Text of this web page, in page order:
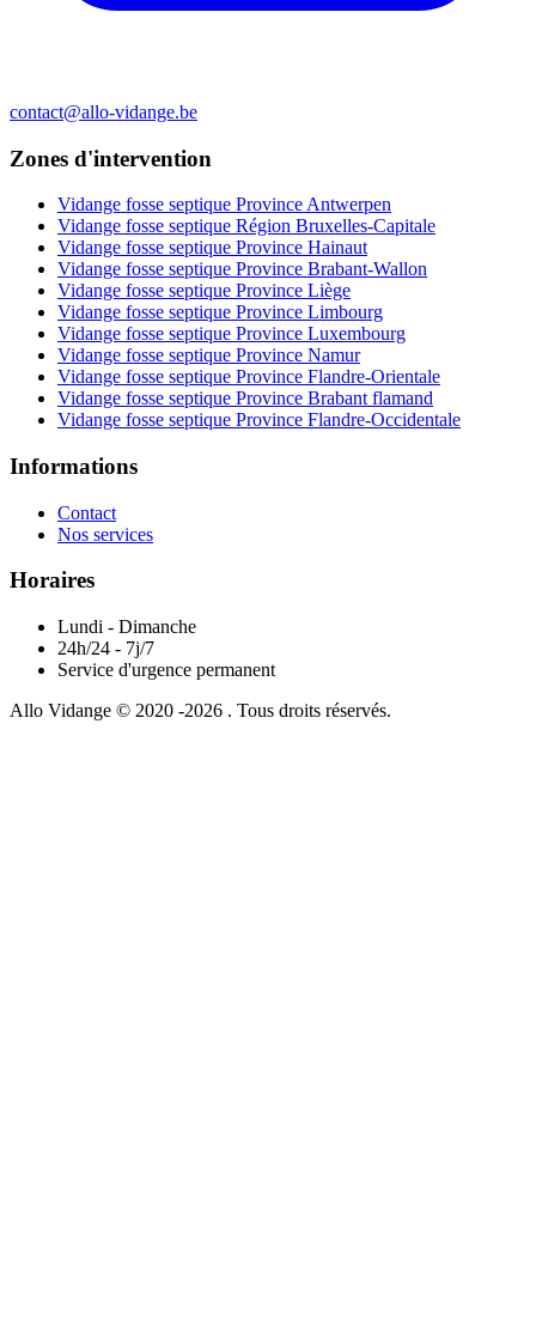
contact@allo-vidange.be
Zones d'intervention
Vidange fosse septique Province Antwerpen
Vidange fosse septique Région Bruxelles-Capitale
Vidange fosse septique Province Hainaut
Vidange fosse septique Province Brabant-Wallon
Vidange fosse septique Province Liège
Vidange fosse septique Province Limbourg
Vidange fosse septique Province Luxembourg
Vidange fosse septique Province Namur
Vidange fosse septique Province Flandre-Orientale
Vidange fosse septique Province Brabant flamand
Vidange fosse septique Province Flandre-Occidentale
Informations
Contact
Nos services
Horaires
Lundi - Dimanche
24h/24 - 7j/7
Service d'urgence permanent
Allo Vidange © 2020 -2026 . Tous droits réservés.